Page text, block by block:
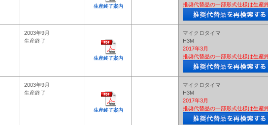
生産終了案内
推奨代替品の一部形式仕様は生産
2003年9月
生産終了
生産終了案内
マイクロタイマ
H3M
2017年3月
推奨代替品の一部形式仕様は生産
2003年9月
生産終了
生産終了案内
マイクロタイマ
H3M
2017年3月
推奨代替品の一部形式仕様は生産